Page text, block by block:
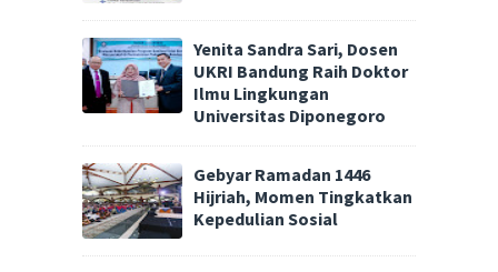
Yenita Sandra Sari, Dosen
UKRI Bandung Raih Doktor
Ilmu Lingkungan
Universitas Diponegoro
Gebyar Ramadan 1446
Hijriah, Momen Tingkatkan
Kepedulian Sosial